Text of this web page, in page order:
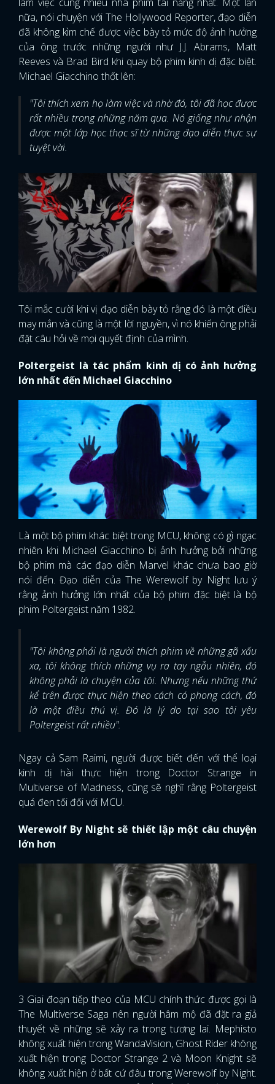
x
ĐĂNG NHẬP
nữa, nói chuyện với The Hollywood Reporter, đạo diễn
đã không kìm chế được việc bày tỏ mức độ ảnh hưởng
của ông trước những người như J.J. Abrams, Matt
Reeves và Brad Bird khi quay bộ phim kinh dị đặc biệt.
Michael Giacchino thốt lên:
"Tôi thích xem họ làm việc và nhờ đó, tôi đã học được
rất nhiều trong những năm qua. Nó giống như nhận
được một lớp học thạc sĩ từ những đạo diễn thực sự
tuyệt vời.
Tôi mắc cười khi vị đạo diễn bày tỏ rằng đó là một điều
may mắn và cũng là một lời nguyền, vì nó khiến ông phải
đặt câu hỏi về mọi quyết định của mình.
Poltergeist là tác phẩm kinh dị có ảnh hưởng
lớn nhất đến Michael Giacchino
Là một bộ phim khác biệt trong MCU, không có gì ngạc
nhiên khi Michael Giacchino bị ảnh hưởng bởi những
bộ phim mà các đạo diễn Marvel khác chưa bao giờ
nói đến. Đạo diễn của The Werewolf by Night lưu ý
rằng ảnh hưởng lớn nhất của bộ phim đặc biệt là bộ
phim Poltergeist năm 1982.
"Tôi không phải là người thích phim về những gã xấu
xa, tôi không thích những vụ ra tay ngẫu nhiên, đó
không phải là chuyện của tôi. Nhưng nếu những thứ
kể trên được thực hiện theo cách có phong cách, đó
là một điều thú vị. Đó là lý do tại sao tôi yêu
Poltergeist rất nhiều".
Ngay cả Sam Raimi, người được biết đến với thể loại
kinh dị hài thực hiện trong Doctor Strange in
Multiverse of Madness, cũng sẽ nghĩ rằng Poltergeist
quá đen tối đối với MCU.
Werewolf By Night sẽ thiết lập một câu chuyện
lớn hơn
3 Giai đoạn tiếp theo của MCU chính thức được gọi là
The Multiverse Saga nên người hâm mộ đã đặt ra giả
thuyết về những sẽ xảy ra trong tương lai. Mephisto
không xuất hiện trong WandaVision, Ghost Rider không
xuất hiện trong Doctor Strange 2 và Moon Knight sẽ
không xuất hiện ở bất cứ đâu trong Werewolf by Night.